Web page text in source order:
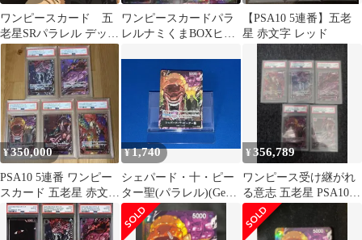
ワンピースカード 五
老星SRパラレル デッキ
パーツ
ワンピースカードパラ
レルナミくまBOXヒロ
【PSA10 5連番】五老
星 赤文字 レッド
¥350,000
PSA10 5連番 ワンピー
スカード 五老星 赤文字
レッド
¥1,740
シェパード・十・ピー
ター聖(パラレル)(Gege
Akutami) R★ ＯＮＥＰ
ＩＥＣＥカードゲーム
¥356,789
ワンピース受け継がれ
る意志 五老星 PSA10 5
枚セット 連番